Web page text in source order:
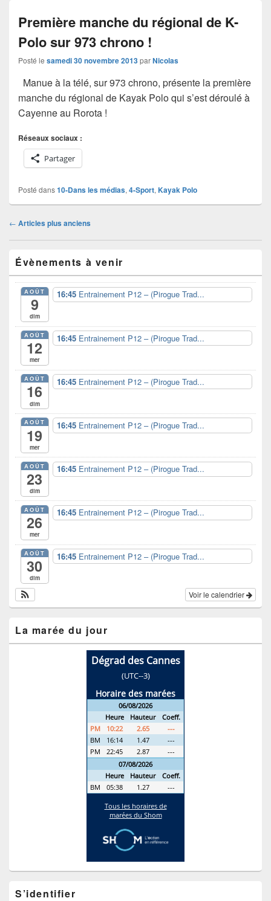
Première manche du régional de K-
Polo sur 973 chrono !
Posté le samedi 30 novembre 2013parNicolas
Manue à la télé, sur 973 chrono, présente la première
manche du régional de Kayak Polo qui s’est déroulé à
Cayenne au Rorota !
Réseaux sociaux :
Partager
Posté dans10-Dans les médias, 4-Sport, Kayak Polo
Navigation
articles
← Articles plus anciens
Zone
principale
de
widget
pour
barre
latérale
Évènements à venir
AOÛT
9
dim
16:45 Entrainement P12 – (Pirogue Trad...
AOÛT
12
mer
16:45 Entrainement P12 – (Pirogue Trad...
AOÛT
16
dim
16:45 Entrainement P12 – (Pirogue Trad...
AOÛT
19
mer
16:45 Entrainement P12 – (Pirogue Trad...
AOÛT
23
dim
16:45 Entrainement P12 – (Pirogue Trad...
AOÛT
26
mer
16:45 Entrainement P12 – (Pirogue Trad...
AOÛT
30
dim
16:45 Entrainement P12 – (Pirogue Trad...
Voir le calendrier
La marée du jour
S’identifier